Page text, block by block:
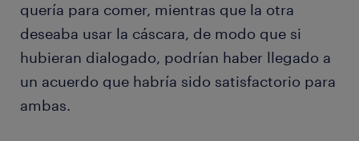
quería para comer, mientras que la otra
deseaba usar la cáscara, de modo que si
hubieran dialogado, podrían haber llegado a
un acuerdo que habría sido satisfactorio para
ambas.